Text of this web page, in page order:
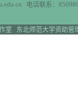
电话联系：
室 东北师范大学资助管